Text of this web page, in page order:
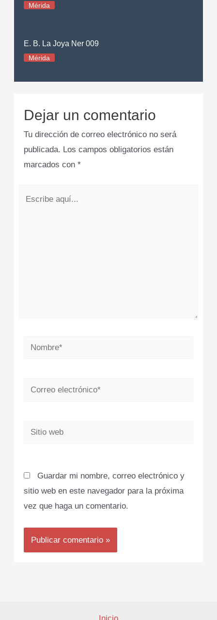
Mérida
E. B. La Joya Ner 009
Mérida
Dejar un comentario
Tu dirección de correo electrónico no será
publicada. Los campos obligatorios están
marcados con*
Nombre*
Correo
Sitio
Guardar mi nombre, correo electrónico y
sitio web en este navegador para la próxima
vez que haga un comentario.